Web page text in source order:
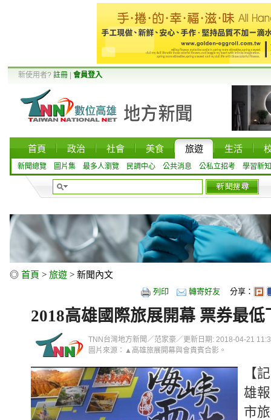
新使用者? 註冊 會員登入
首頁 政治 社會 美食 旅遊 生活
新聞總覽 圖片集 最多人瀏覽 民調中心 公共消息 公私立招考 學習新知
◎ 首頁 > 旅遊 > 新聞內文
列印 轉寄好友 分享：
2018高雄國際旅展開幕 票券最低
TNN台灣地方新聞／范家豪／更新日期: 2018-04-21
圖片來源：▲高雄旅展開幕與會貴賓合影。
【
雄
市